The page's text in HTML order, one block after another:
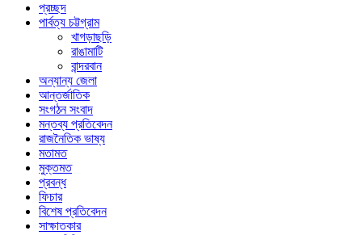
প্রচ্ছদ
পার্বত্য চট্টগ্রাম
খাগড়াছড়ি
রাঙামাটি
বান্দরবান
অন্যান্য জেলা
আন্তর্জাতিক
সংগঠন সংবাদ
মন্তব্য প্রতিবেদন
রাজনৈতিক ভাষ্য
মতামত
মুক্তমত
প্রবন্ধ
ফিচার
বিশেষ প্রতিবেদন
সাক্ষাতকার